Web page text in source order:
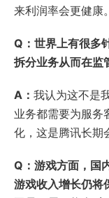
来利润率会更健康。
Q：世界上有很多
拆分业务从而在监
A： 我认为这不是
业务都需要为服务
化，这是腾讯长期
Q：游戏方面，国
游戏收入增长仍将